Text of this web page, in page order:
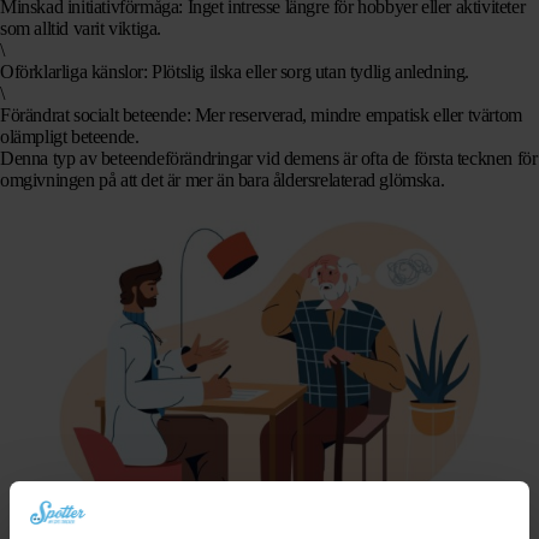
Minskad initiativförmåga: Inget intresse längre för hobbyer eller aktiviteter
som alltid varit viktiga.
\
Oförklarliga känslor: Plötslig ilska eller sorg utan tydlig anledning.
\
Förändrat socialt beteende: Mer reserverad, mindre empatisk eller tvärtom
olämpligt beteende.
Denna typ av beteendeförändringar vid demens är ofta de första tecknen för
omgivningen på att det är mer än bara åldersrelaterad glömska.